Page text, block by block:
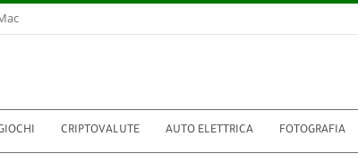
CRIPTOVALUTE AUTO ELETTRICA FOTOGRAFIA